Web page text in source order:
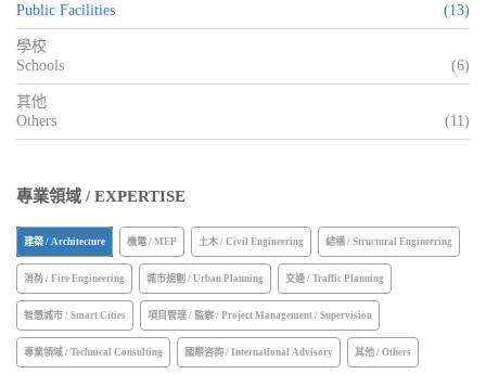
Public Facilities
(13)
學校
Schools
(6)
其他
Others
(11)
專業領域 / EXPERTISE
建築 / Architecture 機電 / MEP 土木 / Civil Engineering 結構 / Structural Engineering
消防 / Fire Engineering 城市規劃 / Urban Planning 交通 / Traffic Planning
智慧城市 / Smart Cities 項目管理 / 監察 / Project Management / Supervision
專業領域 / Technical Consulting 國際咨詢 / International Advisory 其他 / Others